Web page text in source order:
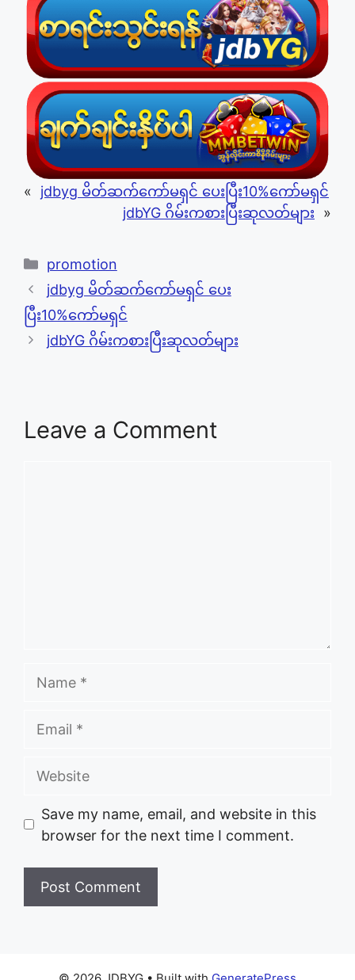
«
jdbyg မိတ်ဆက်ကော်မရှင် ပေးပြီး10%ကော်မရှင်
jdbYG ဂိမ်းကစားပြီးဆုလတ်များ
»
Categories
promotion
jdbyg မိတ်ဆက်ကော်မရှင် ပေး
ပြီး10%ကော်မရှင်
jdbYG ဂိမ်းကစားပြီးဆုလတ်များ
Leave a Comment
Website
Save my name, email, and website in this
browser for the next time I comment.